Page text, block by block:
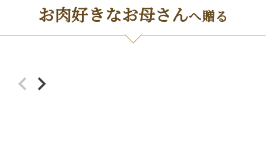
お肉好きなお母さんへ贈る